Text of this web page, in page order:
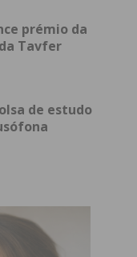
prémio da
Tavfer
de estudo